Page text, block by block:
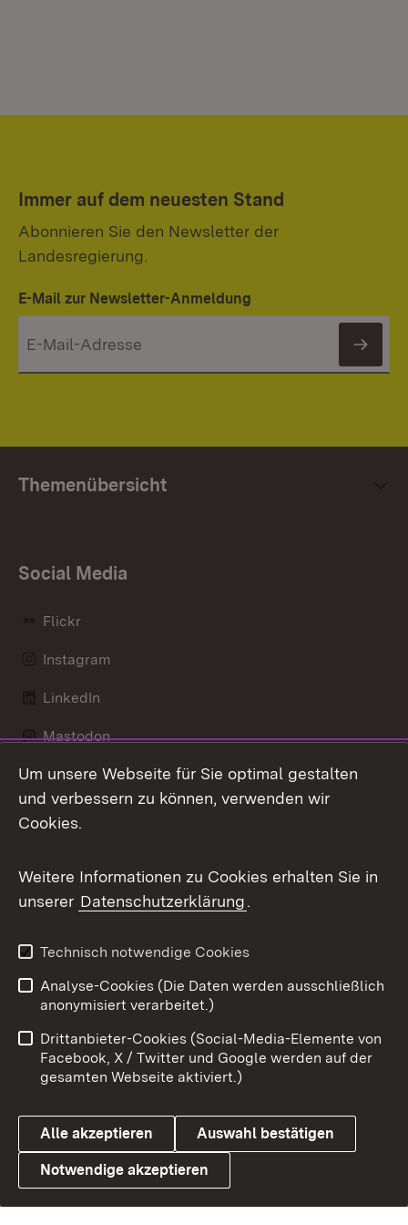
Immer auf dem neuesten Stand
Abonnieren Sie den Newsletter der
Landesregierung.
E-Mail zur Newsletter-Anmeldung
Themenübersicht
Social Media
Flickr
Instagram
LinkedIn
Mastodon
Messenger
Social Wall
Link zum Landesportal
Benutzungshinweise
Barrierefreiheit
Um unsere Webseite für Sie optimal gestalten
und verbessern zu können, verwenden wir
Cookies.
Weitere Informationen zu Cookies erhalten Sie in
unserer Datenschutzerklärung.
Technisch notwendige Cookies
Analyse-Cookies (Die Daten werden ausschließlich
anonymisiert verarbeitet.)
Drittanbieter-Cookies (Social-Media-Elemente von
Facebook, X / Twitter und Google werden auf der
gesamten Webseite aktiviert.)
Alle akzeptieren Auswahl bestätigen
Notwendige akzeptieren